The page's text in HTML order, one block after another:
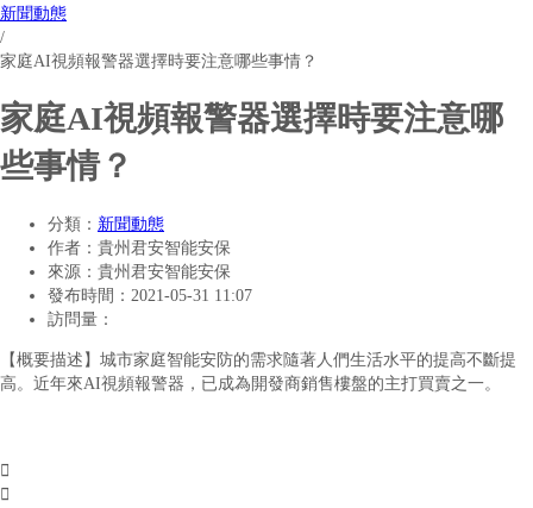
新聞動態
/
家庭AI視頻報警器選擇時要注意哪些事情？
家庭AI視頻報警器選擇時要注意哪
些事情？
分類： 新聞動態
作者： 貴州君安智能安保
來源： 貴州君安智能安保
發布時間： 2021-05-31 11:07
訪問量：
【概要描述】 城市家庭智能安防的需求隨著人們生活水平的提高不斷提
高。近年來AI視頻報警器，已成為開發商銷售樓盤的主打買賣之一。

